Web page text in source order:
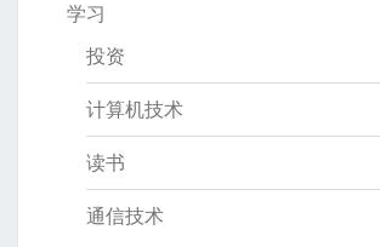
学习
投资
计算机技术
读书
通信技术